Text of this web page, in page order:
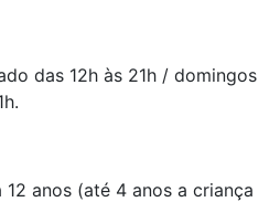
das 12h às 21h / domingos
anos (até 4 anos a criança